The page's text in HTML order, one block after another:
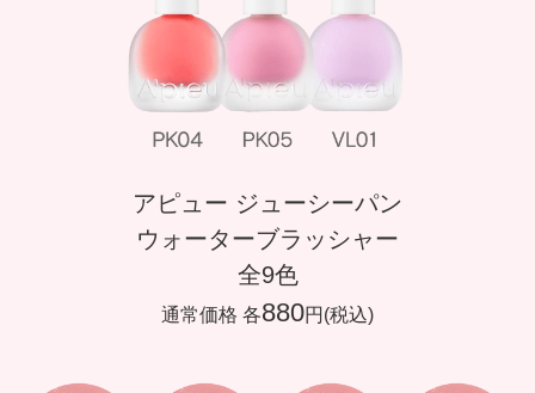
アピュー ジューシーパン
ウォーターブラッシャー
全9色
通常価格 各880円(税込)